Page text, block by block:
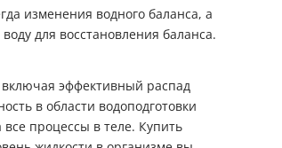
изменения водного баланса, а
для восстановления баланса.
эффективный распад
в области водоподготовки
процессы в теле. Купить
Пожалуйста, введите код из СМC
чтобы подтвердить отправку заявки